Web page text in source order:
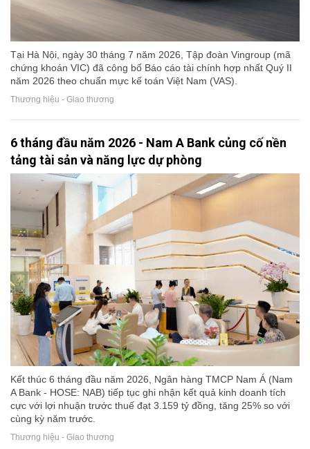
Tại Hà Nội, ngày 30 tháng 7 năm 2026, Tập đoàn Vingroup (mã
chứng khoán VIC) đã công bố Báo cáo tài chính hợp nhất Quý II
năm 2026 theo chuẩn mực kế toán Việt Nam (VAS).
Thương hiệu - Giao thương
6 tháng đầu năm 2026 - Nam A Bank củng cố nền
tảng tài sản và năng lực dự phòng
Kết thúc 6 tháng đầu năm 2026, Ngân hàng TMCP Nam Á (Nam
A Bank - HOSE: NAB) tiếp tục ghi nhận kết quả kinh doanh tích
cực với lợi nhuận trước thuế đạt 3.159 tỷ đồng, tăng 25% so với
cùng kỳ năm trước.
Thương hiệu - Giao thương